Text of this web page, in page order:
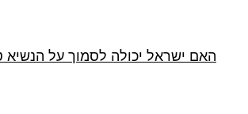
האם ישראל יכולה לסמוך על